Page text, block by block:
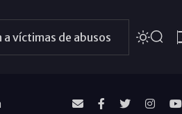
víctimas de abusos